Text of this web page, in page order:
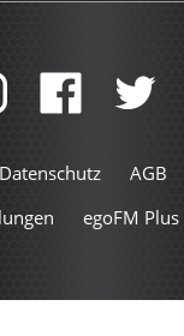
Datenschutz AGB
egoFM